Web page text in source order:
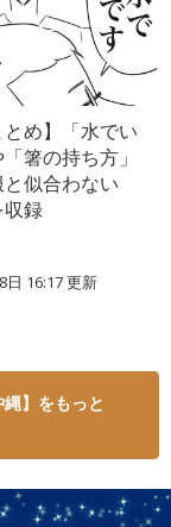
とめ】「水でい
箸の持ち方」
と似合わない
収録
日 16:17 更新
】をもっと